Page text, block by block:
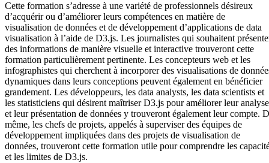
Cette formation s’adresse à une variété de professionnels désireux
d’acquérir ou d’améliorer leurs compétences en matière de
visualisation de données et de développement d’applications de data
visualisation à l’aide de D3.js. Les journalistes qui souhaitent
des informations de manière visuelle et interactive trouveront cette
formation particulièrement pertinente. Les concepteurs web et les
infographistes qui cherchent à incorporer des visualisations de
dynamiques dans leurs conceptions peuvent également en bénéficier
grandement. Les développeurs, les data analysts, les data scientists et
les statisticiens qui désirent maîtriser D3.js pour améliorer leur analyse
et leur présentation de données y trouveront également leur compte.
même, les chefs de projets, appelés à superviser des équipes de
développement impliquées dans des projets de visualisation de
données, trouveront cette formation utile pour comprendre les
et les limites de D3.js.